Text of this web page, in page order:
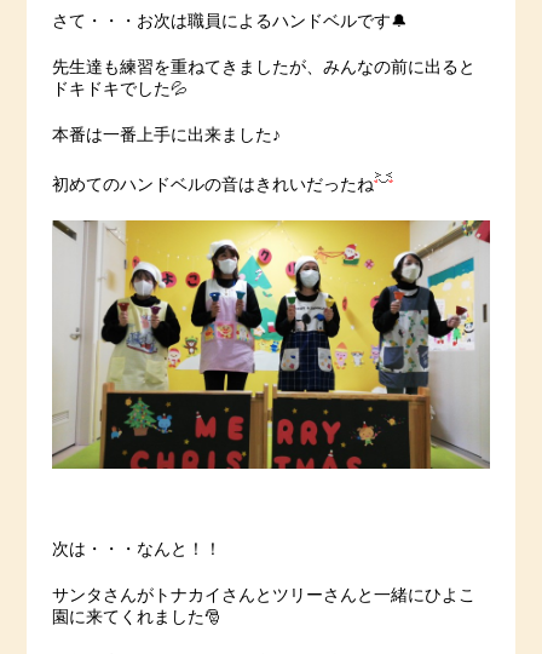
さて・・・お次は職員によるハンドベルです🔔
先生達も練習を重ねてきましたが、みんなの前に出ると
ドキドキでした💦
本番は一番上手に出来ました♪
初めてのハンドベルの音はきれいだったね
次は・・・なんと！！
サンタさんがトナカイさんとツリーさんと一緒にひよこ
園に来てくれました🎅